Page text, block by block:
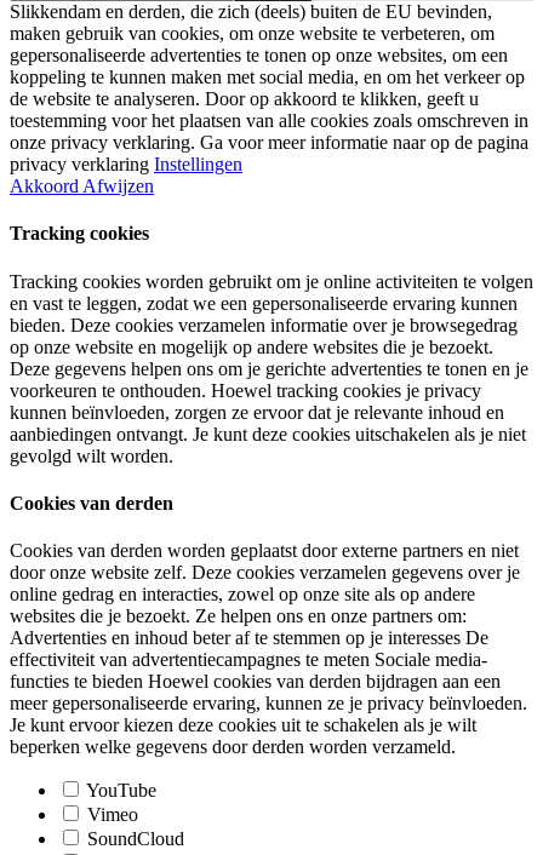
Slikkendam en derden, die zich (deels) buiten de EU bevinden,
maken gebruik van cookies, om onze website te verbeteren, om
gepersonaliseerde advertenties te tonen op onze websites, om een
koppeling te kunnen maken met social media, en om het verkeer op
de website te analyseren. Door op akkoord te klikken, geeft u
toestemming voor het plaatsen van alle cookies zoals omschreven in
onze privacy verklaring. Ga voor meer informatie naar op de pagina
privacy verklaring Instellingen
Akkoord Afwijzen
Tracking cookies
Tracking cookies worden gebruikt om je online activiteiten te volgen
en vast te leggen, zodat we een gepersonaliseerde ervaring kunnen
bieden. Deze cookies verzamelen informatie over je browsegedrag
op onze website en mogelijk op andere websites die je bezoekt.
Deze gegevens helpen ons om je gerichte advertenties te tonen en je
voorkeuren te onthouden. Hoewel tracking cookies je privacy
kunnen beïnvloeden, zorgen ze ervoor dat je relevante inhoud en
aanbiedingen ontvangt. Je kunt deze cookies uitschakelen als je niet
gevolgd wilt worden.
Cookies van derden
Cookies van derden worden geplaatst door externe partners en niet
door onze website zelf. Deze cookies verzamelen gegevens over je
online gedrag en interacties, zowel op onze site als op andere
websites die je bezoekt. Ze helpen ons en onze partners om:
Advertenties en inhoud beter af te stemmen op je interesses De
effectiviteit van advertentiecampagnes te meten Sociale media-
functies te bieden Hoewel cookies van derden bijdragen aan een
meer gepersonaliseerde ervaring, kunnen ze je privacy beïnvloeden.
Je kunt ervoor kiezen deze cookies uit te schakelen als je wilt
beperken welke gegevens door derden worden verzameld.
YouTube
Vimeo
SoundCloud